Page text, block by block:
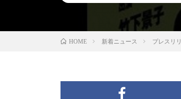
HOME 新着ニュース プレスリ